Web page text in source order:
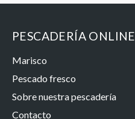
PESCADERÍA ONLINE
Marisco
Pescado fresco
Sobre nuestra pescadería
Contacto